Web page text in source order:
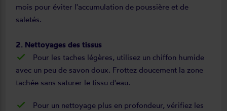
mois pour éviter l'accumulation de poussière et de
saletés.
2. Nettoyages des tissus
Pour les taches légères, utilisez un chiffon humide
avec un peu de savon doux. Frottez doucement la zone
tachée sans saturer le tissu d'eau.
Pour un nettoyage plus en profondeur, vérifiez les